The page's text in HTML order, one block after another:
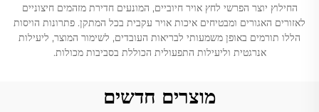
החילוץ יוצר הפרשי לחץ אויר חיוביים, המונעים חדירת מזהמים חיצוניים
לאזורים האגורים ומבטיחים איכות אויר עקבית בכל המתקן. פתרונות הויסות
הללו תורמים באופן משמעותי לבריאות העובדים, לשימור המוצר, ליעילות
אנרגטית וליעילות התפעולית הכוללת בסביבות מכולות.
מוצרים חדשים